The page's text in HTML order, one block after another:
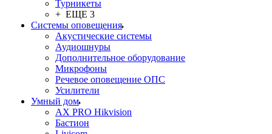
Турникеты
+ ЕЩЕ 3
Системы оповещения
Акустические системы
Аудиошнуры
Дополнительное оборудование
Микрофоны
Речевое оповещение ОПС
Усилители
Умный дом
AX PRO Hikvision
Бастион